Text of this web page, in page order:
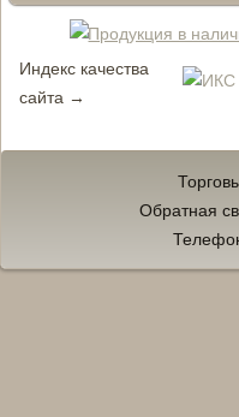
Индекс качества
сайта →
Обратная